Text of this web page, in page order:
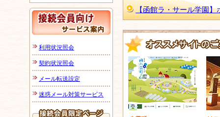
利用状況照会
契約状況照会
メール転送設定
迷惑メール対策サービス
【函館ラ・サール学園